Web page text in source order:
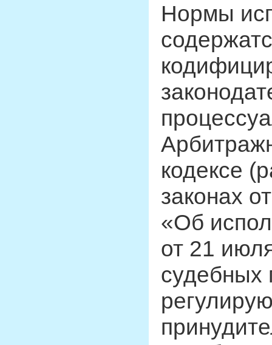
Нормы
кодексе
законах
«Об
от 21
судебных